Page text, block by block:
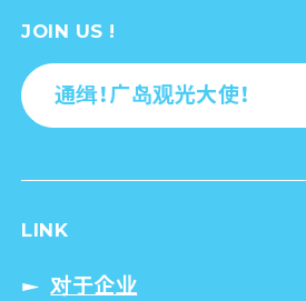
JOIN US !
通缉！广岛观光大使！
LINK
对于企业